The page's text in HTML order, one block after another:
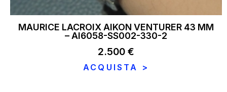
MAURICE LACROIX AIKON VENTURER 43 MM
– AI6058-SS002-330-2
2.500 €
ACQUISTA >